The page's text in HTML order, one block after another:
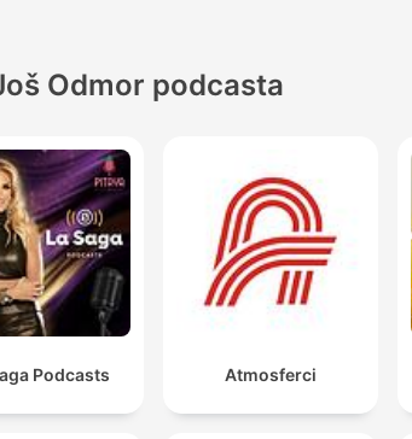
Odmor podcasta
Podcasts Atmosferci